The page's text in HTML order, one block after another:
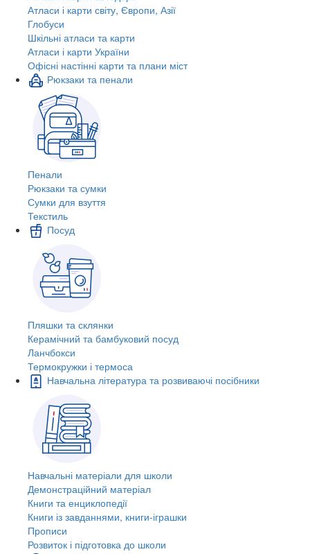
Атласи і карти світу, Європи, Азії
Глобуси
Шкільні атласи та карти
Атласи і карти України
Офісні настінні карти та плани міст
Рюкзаки та пенали
Пенали
Рюкзаки та сумки
Сумки для взуття
Текстиль
Посуд
Пляшки та склянки
Керамічний та бамбуковий посуд
Ланчбокси
Термокружки і термоса
Навчальна література та розвиваючі посібники
Навчальні матеріали для школи
Демонстраційний матеріал
Книги та енциклопедії
Книги із завданнями, книги-іграшки
Прописи
Розвиток і підготовка до школи